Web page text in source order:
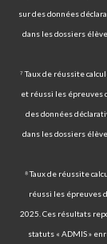
sur des données
dans les dossiers
⁷ Taux de réussite
et réussi les épreuves
des données
dans les dossiers
⁸ Taux de réussite
réussi les épreuves
2025. Ces résultats
statuts « ADMIS »